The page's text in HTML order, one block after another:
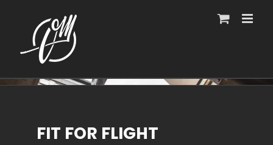
innehållet
FIT FOR FLIGHT